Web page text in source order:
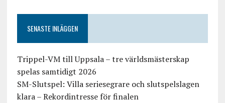
SENASTE INLÄGGEN
Trippel-VM till Uppsala – tre världsmästerskap
spelas samtidigt 2026
SM-Slutspel: Villa seriesegrare och slutspelslagen
klara – Rekordintresse för finalen